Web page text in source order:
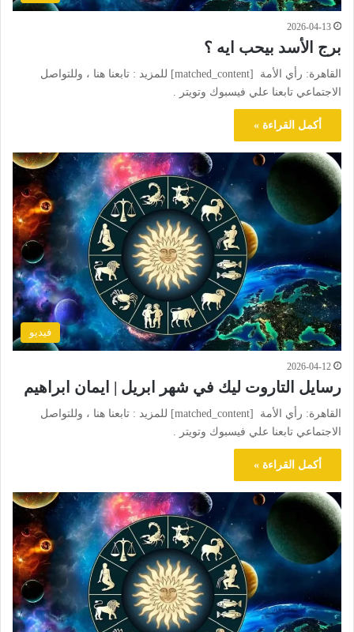
2026-04-13
برج الأسد بيحب ايه ؟
القاهرة: رأي الأمة [matched_content] للمزيد : تابعنا هنا ، وللتواصل
الاجتماعي تابعنا علي فيسبوك وتويتر .
أكمل القراءة »
فيديو
2026-04-12
رسايل التاروت ليك في شهر ابريل | ايمان ابراهيم
القاهرة: رأي الأمة [matched_content] للمزيد : تابعنا هنا ، وللتواصل
الاجتماعي تابعنا علي فيسبوك وتويتر .
أكمل القراءة »